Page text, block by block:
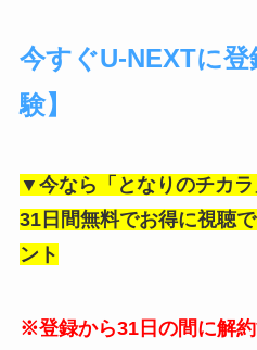
今すぐU-NEXTに
験】
▼今なら「となりのチカ
31日間無料でお得に視聴
ント
※登録から31日の間に解